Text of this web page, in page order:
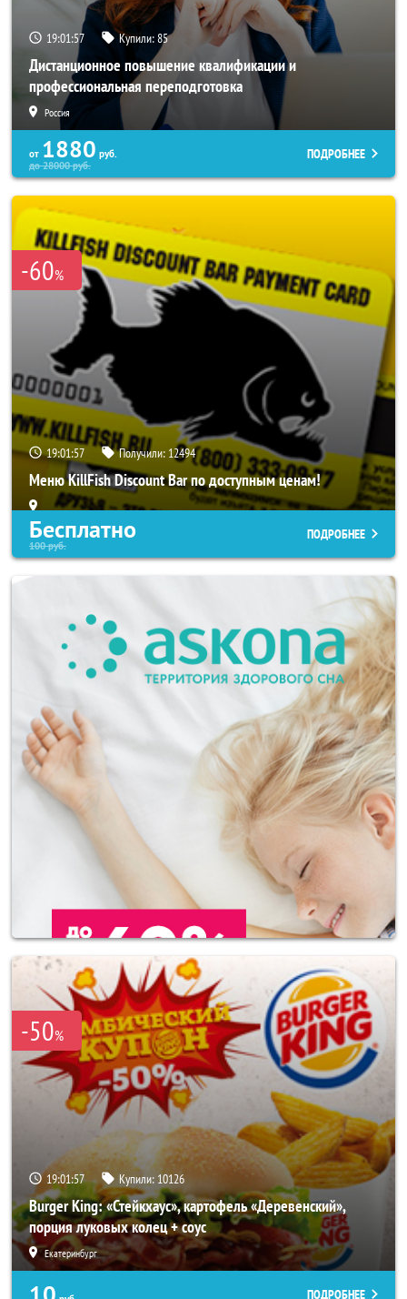
19:01:53 Купили:85
Дистанционное повышение квалификации и
профессиональная переподготовка
Россия
от 1880 руб.
до28000руб.
ПОДРОБНЕЕ
-60%
19:01:53 Получили: 12494
Меню KillFish Discount Bar по доступным ценам!
Бесплатно
100руб.
ПОДРОБНЕЕ
-50%
19:01:53 Купили: 10126
Burger King: «Стейкхаус», картофель «Деревенский»,
порция луковых колец + соус
Екатеринбург
ПОДРОБНЕЕ